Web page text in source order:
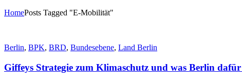
HomePosts Tagged "E-Mobilität"
Berlin, BPK, BRD, Bundesebene, Land Berlin
Giffeys Strategie zum Klimaschutz und was Berlin